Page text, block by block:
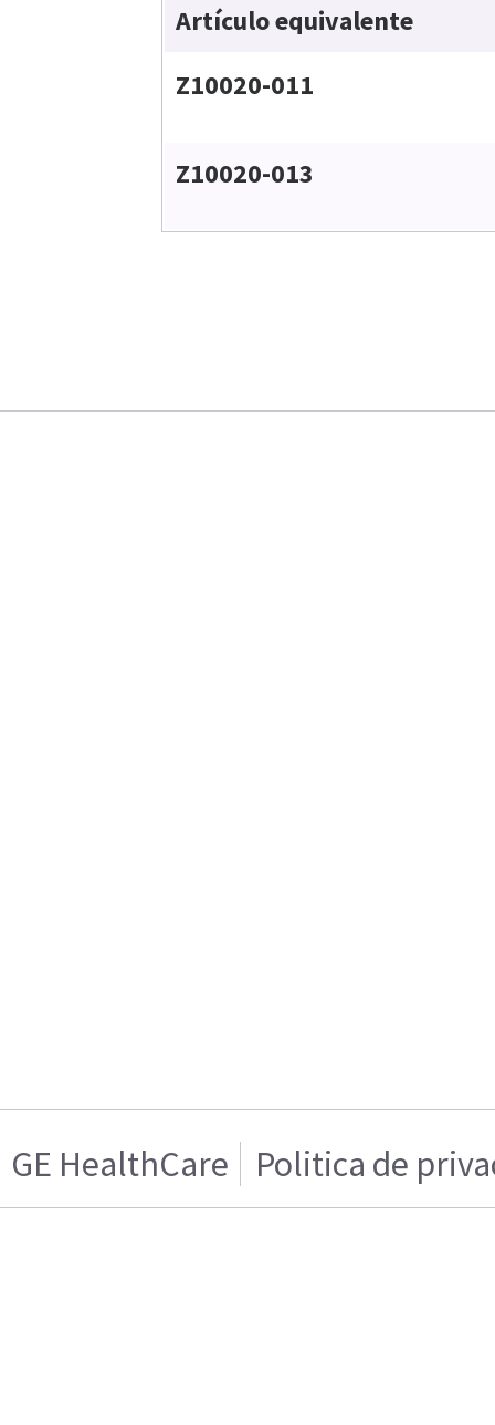
Artículo equivalente
Z10020-011
Z10020-013
GE HealthCare Politica de